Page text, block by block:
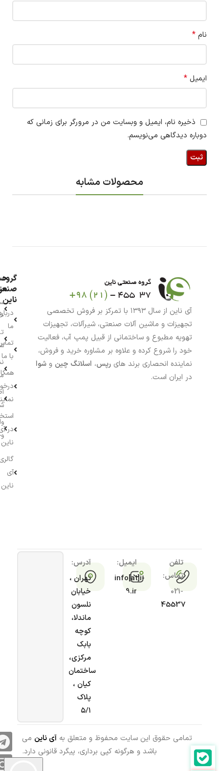
نام *
ایمیل *
ذخیره نام، ایمیل و وبسایت من در مرورگر برای زمانی که
دوباره دیدگاهی می‌نویسم.
محصولات مشابه
آی ناین از سال ۱۳۹۳ با تمرکز بر فروش تخصصی
تجهیزات و ماشین آلات صنعتی، شیرآلات، تجهیزات
تهویه مطبوع و ساختمانی از قبیل پمپ آب، فعالیت
خود را شروع کرده و علاوه بر مشاوره خرید و فروش،
نماینده انحصاری برند های رپس، اسلانگ چین و شوا
در ایران است.
گروه
ناین
ما
با ما
در
ناین
آی
ناین
تلفن
تماس:
021-
45537
ایمیل:
info[at]i-
9.ir
آدرس:
تهران ،
خیابان
نلسون
ماندلا،
کوچه
بابک
مرکزی،
ساختمان
کیان ،
پلاک
۵/۱
تمامی حقوق این سایت محفوظ و متعلق به آی ناین می
باشد و هرگونه کپی برداری، پیگرد قانونی دارد.